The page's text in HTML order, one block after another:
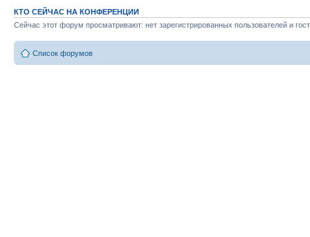
КТО СЕЙЧАС НА КОНФЕРЕНЦИИ
Сейчас этот форум просматривают: нет зарегистрированных пользователей и
Список форумов